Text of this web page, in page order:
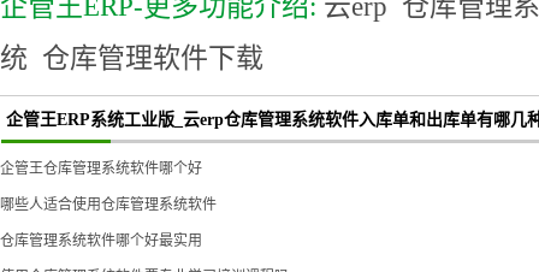
企管王ERP-更多功能介绍: 云erp 仓库管理
统 仓库管理软件下载
企管王ERP系统工业版_云erp仓库管理系统软件入库单和出库单有哪几
企管王仓库管理系统软件哪个好
哪些人适合使用仓库管理系统软件
仓库管理系统软件哪个好最实用